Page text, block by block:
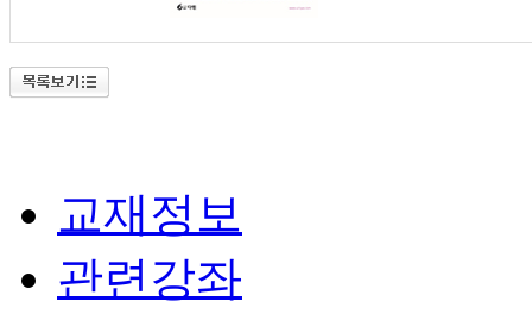
교재정보
관련강좌